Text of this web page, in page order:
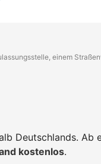
einem
Deutschlands. Ab
kostenlos.